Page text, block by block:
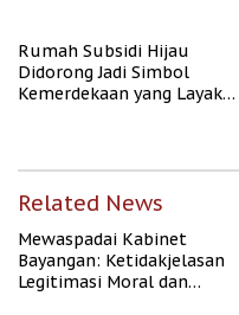
Rumah Subsidi Hijau
Didorong Jadi Simbol
Kemerdekaan yang Layak
Related News
Mewaspadai Kabinet
Bayangan: Ketidakjelasan
Legitimasi Moral dan